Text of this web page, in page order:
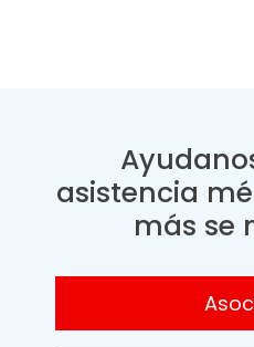
asistencia
más se